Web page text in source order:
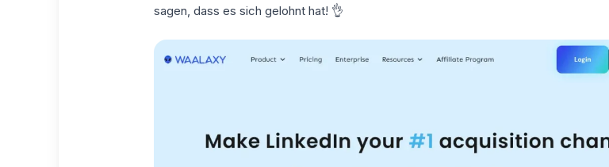
sagen, dass es sich gelohnt hat! 👌